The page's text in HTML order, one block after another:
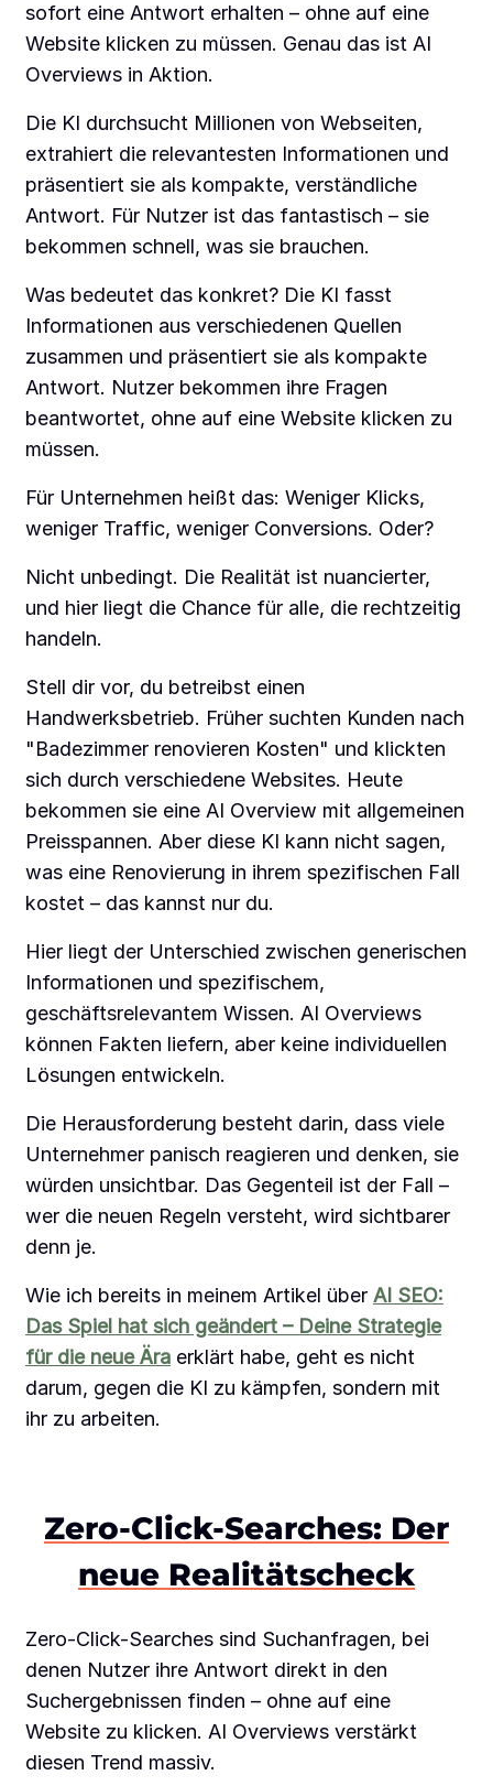
sofort eine Antwort erhalten – ohne auf eine
Website klicken zu müssen. Genau das ist AI
Overviews in Aktion.
Die KI durchsucht Millionen von Webseiten,
extrahiert die relevantesten Informationen und
präsentiert sie als kompakte, verständliche
Antwort. Für Nutzer ist das fantastisch – sie
bekommen schnell, was sie brauchen.
Was bedeutet das konkret? Die KI fasst
Informationen aus verschiedenen Quellen
zusammen und präsentiert sie als kompakte
Antwort. Nutzer bekommen ihre Fragen
beantwortet, ohne auf eine Website klicken zu
müssen.
Für Unternehmen heißt das: Weniger Klicks,
weniger Traffic, weniger Conversions. Oder?
Nicht unbedingt. Die Realität ist nuancierter,
und hier liegt die Chance für alle, die rechtzeitig
handeln.
Stell dir vor, du betreibst einen
Handwerksbetrieb. Früher suchten Kunden nach
"Badezimmer renovieren Kosten" und klickten
sich durch verschiedene Websites. Heute
bekommen sie eine AI Overview mit allgemeinen
Preisspannen. Aber diese KI kann nicht sagen,
was eine Renovierung in ihrem spezifischen Fall
kostet – das kannst nur du.
Hier liegt der Unterschied zwischen generischen
Informationen und spezifischem,
geschäftsrelevantem Wissen. AI Overviews
können Fakten liefern, aber keine individuellen
Lösungen entwickeln.
Die Herausforderung besteht darin, dass viele
Unternehmer panisch reagieren und denken, sie
würden unsichtbar. Das Gegenteil ist der Fall –
wer die neuen Regeln versteht, wird sichtbarer
denn je.
Wie ich bereits in meinem Artikel überAI SEO:
Das Spiel hat sich geändert – Deine Strategie
für die neue Ära erklärt habe, geht es nicht
darum, gegen die KI zu kämpfen, sondern mit
ihr zu arbeiten.
Zero-Click-Searches: Der
neue Realitätscheck
Zero-Click-Searches sind Suchanfragen, bei
denen Nutzer ihre Antwort direkt in den
Suchergebnissen finden – ohne auf eine
Website zu klicken. AI Overviews verstärkt
diesen Trend massiv.